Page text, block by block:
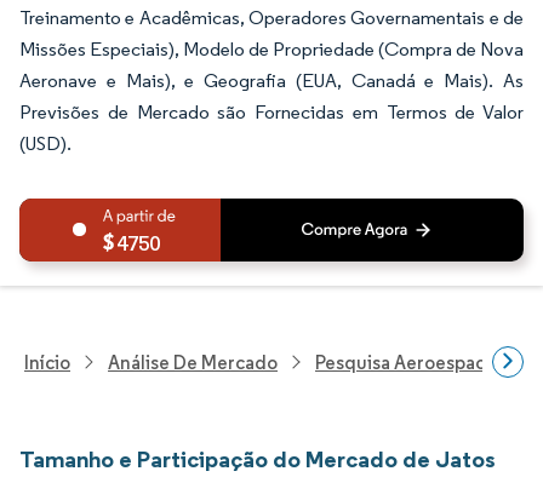
Treinamento e Acadêmicas, Operadores Governamentais e de
Missões Especiais), Modelo de Propriedade (Compra de Nova
Aeronave e Mais), e Geografia (EUA, Canadá e Mais). As
Previsões de Mercado são Fornecidas em Termos de Valor
(USD).
4750
Início Análise De Mercado Pesquisa Aeroespacial E
Tamanho e Participação do Mercado de Jatos